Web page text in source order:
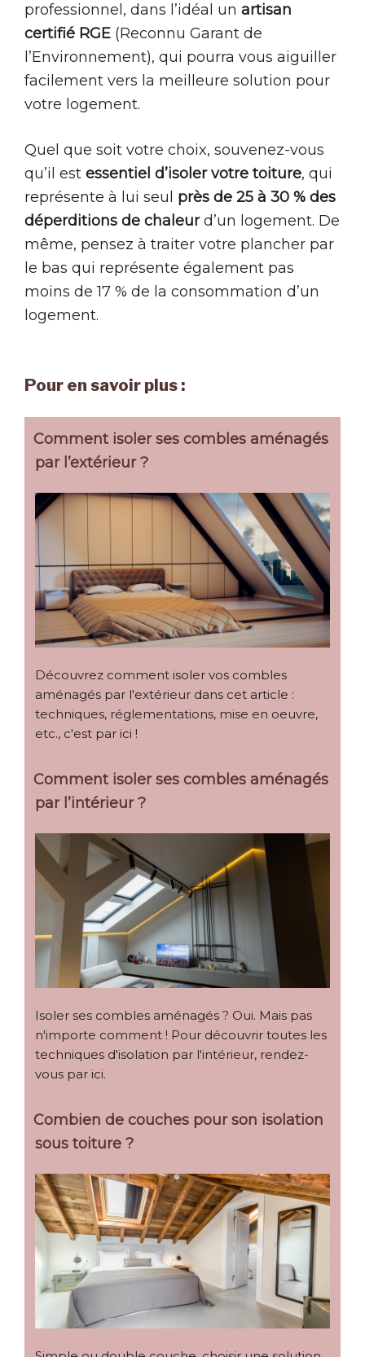
professionnel, dans l’idéal un artisan
certifié RGE (Reconnu Garant de
l’Environnement), qui pourra vous aiguiller
facilement vers la meilleure solution pour
votre logement.
Quel que soit votre choix, souvenez-vous
qu’il est essentiel d’isoler votre toiture, qui
représente à lui seul près de 25 à 30 % des
déperditions de chaleurd’un logement. De
même, pensez à traiter votre plancher par
le bas qui représente également pas
moins de 17 % de la consommation d’un
logement.
Pour en savoir plus :
Comment isoler ses combles aménagés
par l’extérieur ?
Découvrez comment isoler vos combles
aménagés par l'extérieur dans cet article :
techniques, réglementations, mise en oeuvre,
etc., c'est par ici !
Comment isoler ses combles aménagés
par l’intérieur ?
Isoler ses combles aménagés ? Oui. Mais pas
n'importe comment ! Pour découvrir toutes les
techniques d'isolation par l'intérieur, rendez-
vous par ici.
Combien de couches pour son isolation
sous toiture ?